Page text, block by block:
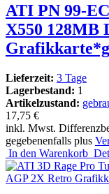
ATI PN 99-
X550 128MB
Lieferzeit: 3 Tage
Lagerbestand: 1
Artikelzustand:
17,75 €
inkl. Mwst.
gegebenenfalls plus
In den Warenkorb